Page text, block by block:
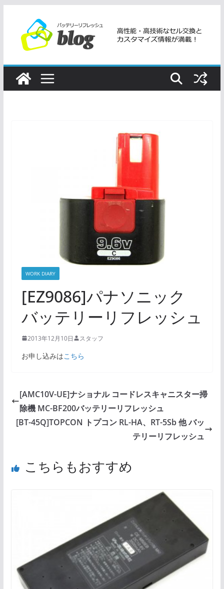
ツ
WORK DIARY
[EZ9086]パナソニック
バッテリーリフレッシュ
2013年12月10日 スタッフ
お申し込みはこちら
[AMC10V-UE]ナショナル コードレスキャニスター掃
除機 MC-BF200バッテリーリフレッシュ
[BT-45Q]TOPCON トプコン RL-HA、RT-5Sb 他 バッ
テリーリフレッシュ
こちらもおすすめ